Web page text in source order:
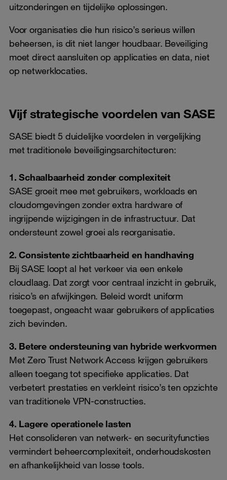
uitzonderingen en tijdelijke oplossingen.
Voor organisaties die hun risico’s serieus willen
beheersen, is dit niet langer houdbaar. Beveiliging
moet direct aansluiten op applicaties en data, niet
op netwerklocaties.
Vijf strategische voordelen van SASE
SASE biedt 5 duidelijke voordelen in vergelijking
met traditionele beveiligingsarchitecturen:
1. Schaalbaarheid zonder complexiteit
SASE groeit mee met gebruikers, workloads en
cloudomgevingen zonder extra hardware of
ingrijpende wijzigingen in de infrastructuur. Dat
ondersteunt zowel groei als reorganisatie.
2. Consistente zichtbaarheid en handhaving
Bij SASE loopt al het verkeer via een enkele
cloudlaag. Dat zorgt voor centraal inzicht in gebruik,
risico’s en afwijkingen. Beleid wordt uniform
toegepast, ongeacht waar gebruikers of applicaties
zich bevinden.
3. Betere ondersteuning van hybride werkvormen
Met Zero Trust Network Access krijgen gebruikers
alleen toegang tot specifieke applicaties. Dat
verbetert prestaties en verkleint risico’s ten opzichte
van traditionele VPN-constructies.
4. Lagere operationele lasten
Het consolideren van netwerk- en securityfuncties
vermindert beheercomplexiteit, onderhoudskosten
en afhankelijkheid van losse tools.